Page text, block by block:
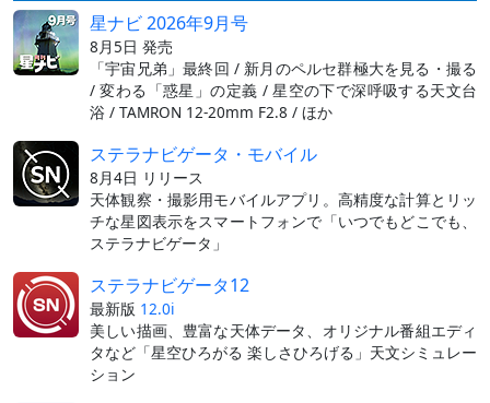
星ナビ 2026年9月号
8月5日 発売
「宇宙兄弟」最終回 / 新月のペルセ群極大を見る・撮る
/ 変わる「惑星」の定義 / 星空の下で深呼吸する天文台
浴 / TAMRON 12-20mm F2.8 / ほか
ステラナビゲータ・モバイル
8月4日 リリース
天体観察・撮影用モバイルアプリ。高精度な計算とリッ
チな星図表示をスマートフォンで「いつでもどこでも、
ステラナビゲータ」
ステラナビゲータ12
最新版 12.0i
美しい描画、豊富な天体データ、オリジナル番組エディ
タなど「星空ひろがる 楽しさひろげる」天文シミュレー
ション